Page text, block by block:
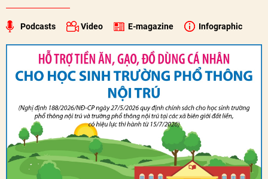
Podcasts Video E-magazine Infographic